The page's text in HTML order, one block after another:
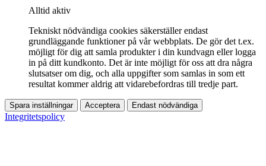
Alltid aktiv
Tekniskt nödvändiga cookies säkerställer endast
grundläggande funktioner på vår webbplats. De gör det t.ex.
möjligt för dig att samla produkter i din kundvagn eller logga
in på ditt kundkonto. Det är inte möjligt för oss att dra några
slutsatser om dig, och alla uppgifter som samlas in som ett
resultat kommer aldrig att vidarebefordras till tredje part.
Spara inställningar Acceptera Endast nödvändiga
Integritetspolicy